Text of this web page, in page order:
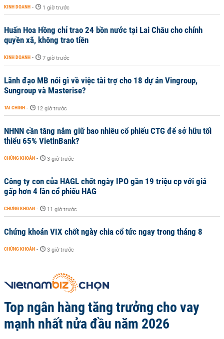
KINH DOANH - 1 giờ trước
Huấn Hoa Hồng chỉ trao 24 bồn nước tại Lai Châu cho chính
quyền xã, không trao tiền
KINH DOANH - 7 giờ trước
Lãnh đạo MB nói gì về việc tài trợ cho 18 dự án Vingroup,
Sungroup và Masterise?
TÀI CHÍNH - 12 giờ trước
NHNN cần tăng nắm giữ bao nhiêu cổ phiếu CTG để sở hữu tối
thiểu 65% VietinBank?
CHỨNG KHOÁN - 3 giờ trước
Công ty con của HAGL chốt ngày IPO gần 19 triệu cp với giá
gấp hơn 4 lần cổ phiếu HAG
CHỨNG KHOÁN - 11 giờ trước
Chứng khoán VIX chốt ngày chia cổ tức ngay trong tháng 8
CHỨNG KHOÁN - 3 giờ trước
Top ngân hàng tăng trưởng cho vay
mạnh nhất nửa đầu năm 2026